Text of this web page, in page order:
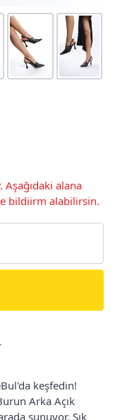
alana
bildiirm alabilirsin.
keşfedin!
Arka Açık
sunuyor. Şık